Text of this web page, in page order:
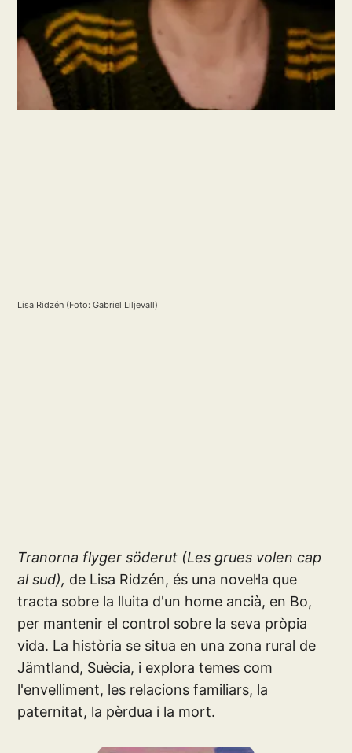
Lisa Ridzén (Foto: Gabriel Liljevall)
Tranorna flyger söderut (Les grues volen cap
al sud), de Lisa Ridzén, és una novel·la que
tracta sobre la lluita d'un home ancià, en Bo,
per mantenir el control sobre la seva pròpia
vida. La història se situa en una zona rural de
Jämtland, Suècia, i explora temes com
l'envelliment, les relacions familiars, la
paternitat, la pèrdua i la mort.